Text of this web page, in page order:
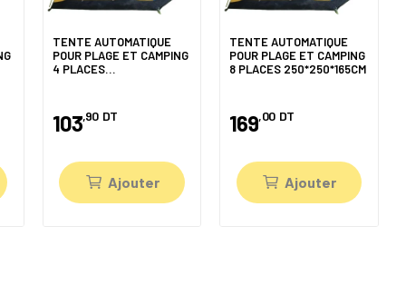
TENTE AUTOMATIQUE
POUR PLAGE ET CAMPING
4 PLACES
103,90 DT
Ajouter
TENTE AUTOMATIQUE
POUR PLAGE ET CAMPING
8 PLACES 250*250*165CM
169,00 DT
Ajouter